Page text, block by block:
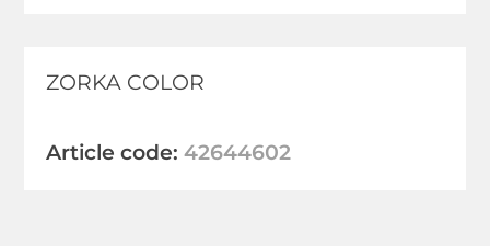
ZORKA COLOR
Article code:42644602